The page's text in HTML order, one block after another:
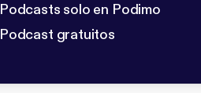
Podcasts solo en Podimo
Podcast gratuitos